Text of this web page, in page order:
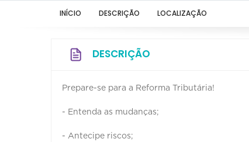
INÍCIO DESCRIÇÃO LOCALIZAÇÃO
DESCRIÇÃO
Prepare-se para a Reforma Tributária!
- Entenda as mudanças;
- Antecipe riscos;